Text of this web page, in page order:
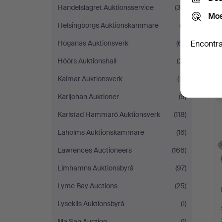
Handelslagret Auktionsservice
(39)
Helsingborgs Auktionskammare
(2)
Höganäs Auktionsverk
(61)
Höörs Auktionshall
(21)
Kalmar Auktionsverk
(17)
Karljohan Auktioner
(9)
Karlstad Hammarö Auktionsverk
(118)
Laholms Auktionskammare
(16)
Lawrences Auctioneers
(166)
Limhamns Auktionsbyrå
(97)
Lyme Bay Auctions
(25)
Lysekils Auktionsbyrå
(1)